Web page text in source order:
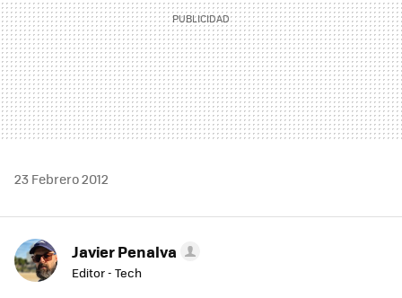
23 Febrero 2012
Javier Penalva
Editor - Tech